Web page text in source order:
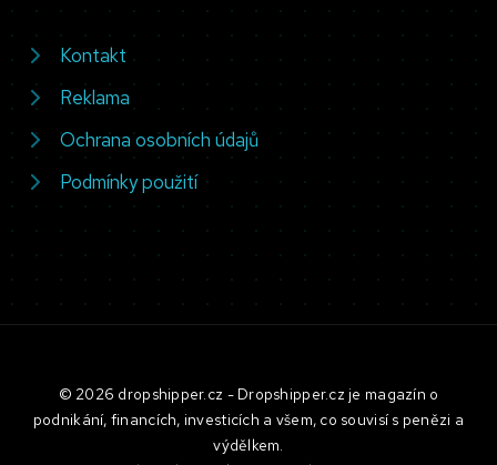
Kontakt
Reklama
Ochrana osobních údajů
Podmínky použití
© 2026 dropshipper.cz - Dropshipper.cz je magazín o
podnikání, financích, investicích a všem, co souvisí s penězi a
výdělkem.